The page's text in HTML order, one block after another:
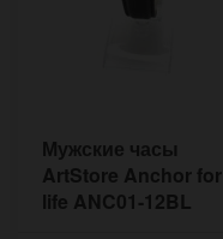
Мужские часы
ArtStore Anchor for
life ANC01-12BL